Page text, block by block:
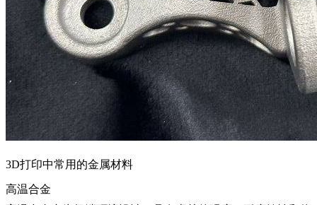
3D打印中常用的金属材料
高温合金